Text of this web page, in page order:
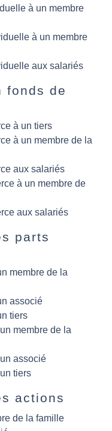
à un membre
à un membre
aux salariés
fonds de
à un tiers
à un membre de la
aux salariés
à un membre de
aux salariés
parts
membre de la
associé
tiers
membre de la
associé
tiers
actions
de la famille